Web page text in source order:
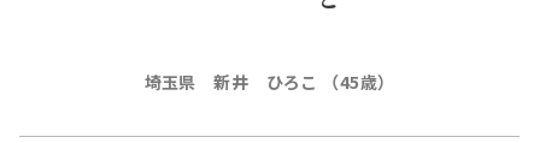
埼玉県 新井 ひろこ （45歳）